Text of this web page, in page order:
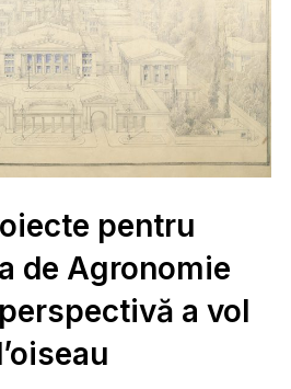
pentru
de Agronomie
a vol